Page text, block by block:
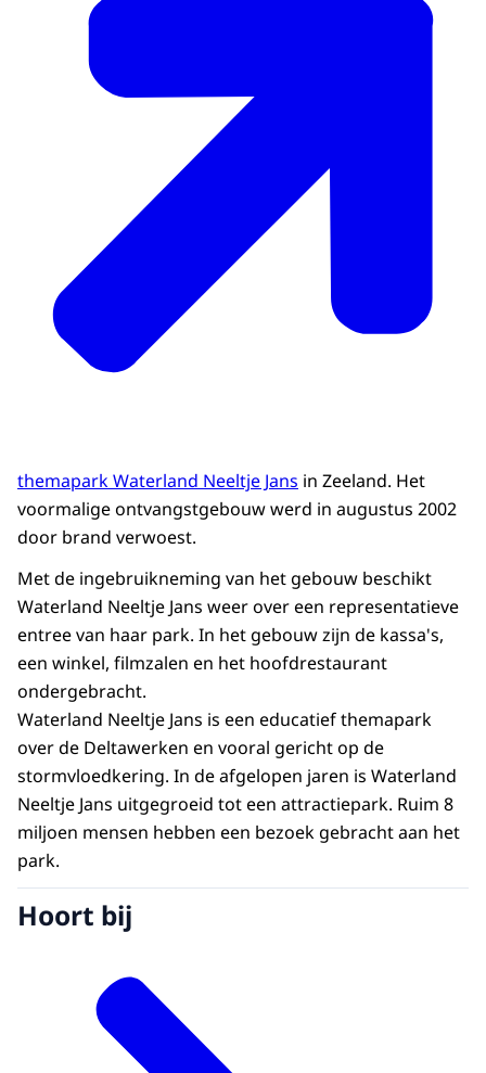
themapark Waterland Neeltje Jans in Zeeland. Het
voormalige ontvangstgebouw werd in augustus 2002
door brand verwoest.
Met de ingebruikneming van het gebouw beschikt
Waterland Neeltje Jans weer over een representatieve
entree van haar park. In het gebouw zijn de kassa's,
een winkel, filmzalen en het hoofdrestaurant
ondergebracht.
Waterland Neeltje Jans is een educatief themapark
over de Deltawerken en vooral gericht op de
stormvloedkering. In de afgelopen jaren is Waterland
Neeltje Jans uitgegroeid tot een attractiepark. Ruim 8
miljoen mensen hebben een bezoek gebracht aan het
park.
Hoort bij